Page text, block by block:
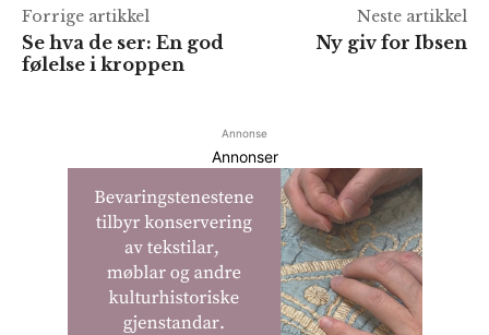
Forrige artikkel
Se hva de ser: En god
følelse i kroppen
Neste artikkel
Ny giv for Ibsen
Annonse
Annonser